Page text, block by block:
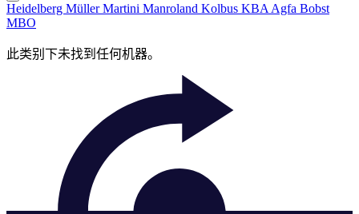
Heidelberg Müller Martini Manroland Kolbus KBA Agfa Bobst
MBO
此类别下未找到任何机器。